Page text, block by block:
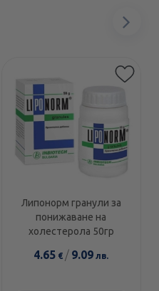
Липонорм гранули за
понижаване на
холестерола 50гр
4.65 € / 9.09 лв.